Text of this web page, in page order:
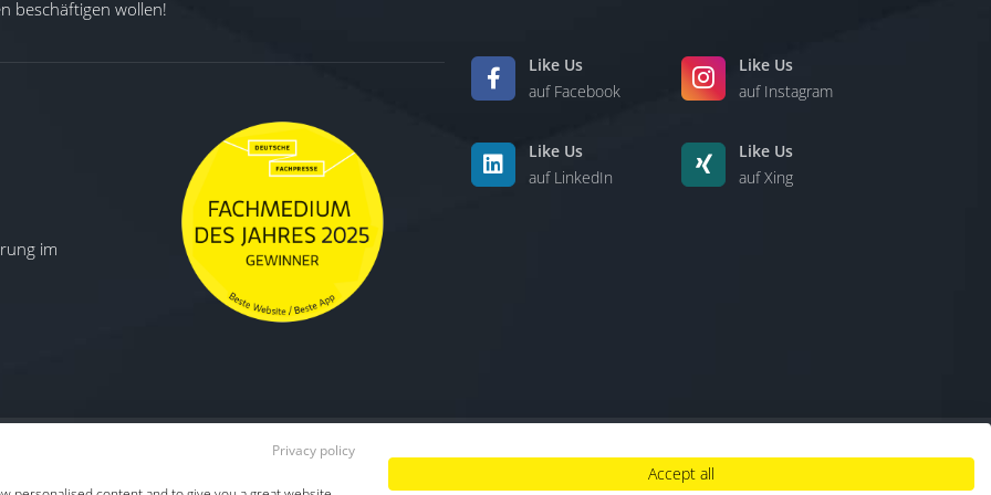
beschäftigen wollen!
im
Like Us
auf Facebook
Like Us
auf Instagram
Like Us
auf LinkedIn
Like Us
auf Xing
Datenschutz Impressum Hinweisgebersystem
Privacy policy
Accept all